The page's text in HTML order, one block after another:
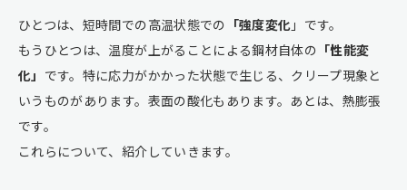
ひとつは、短時間での高温状態での 「強度変化 」です。
もうひとつは、温度が上がることによる鋼材自体の 「性能変
化」 です。特に応力がかかった状態で生じる、クリープ現象と
いうものがあります。表面の酸化もあります。あとは、熱膨張
です。
これらについて、紹介していきます。